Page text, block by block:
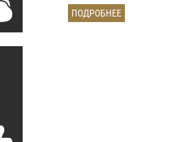
26810 (айвори)
ПОДРОБНЕЕ